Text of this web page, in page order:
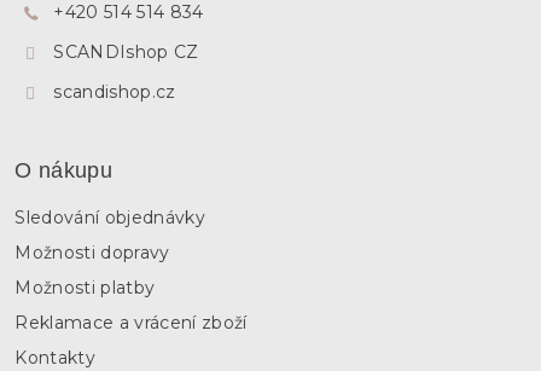
+420 514 514 834
SCANDIshop CZ
scandishop.cz
O nákupu
Sledování objednávky
Možnosti dopravy
Možnosti platby
Reklamace a vrácení zboží
Kontakty